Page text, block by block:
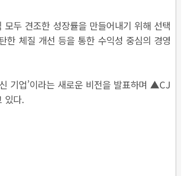
두 견조한 성장률을 만들어내기 위해 선택
한 체질 개선 등을 통한 수익성 중심의 경영
기업’이라는 새로운 비전을 발표하며 ▲CJ
있다.